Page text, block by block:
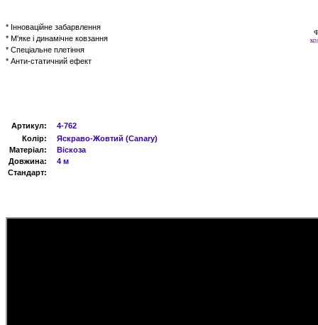
* Інноваційне забарвлення
* М'яке і динамічне ковзання
* Спеціальне плетіння
* Анти-статичний ефект
Артикул:
4-762
Колір:
Яскраво-Жовтий (Canary)
Матеріал:
Віскоза
Довжина:
4 м
Стандарт: